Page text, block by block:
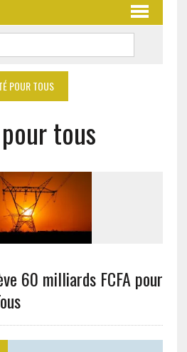
POUR TOUS
tous
60 milliards FCFA pour